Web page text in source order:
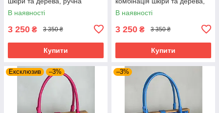
робота, 27×19×11 см
В наявності
3 250 ₴ 3 350 ₴
Купити
ручна робота, 27×19×11 см
В наявності
3 250 ₴ 3 350 ₴
Купити
Ексклюзив –3% –3%